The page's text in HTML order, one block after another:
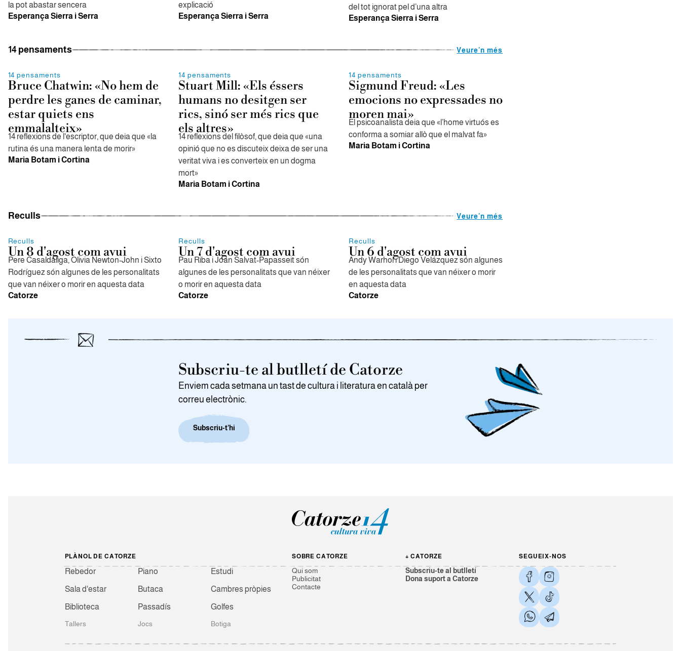
la pot abastar sencera
Esperança Sierra i Serra
explicació
Esperança Sierra i Serra
del tot ignorat pel d’una altra
Esperança Sierra i Serra
14 pensaments Veure'n més
14 pensaments
Bruce Chatwin: «No hem de
perdre les ganes de caminar,
estar quiets ens
emmalalteix»
14 reflexions de l'escriptor, que deia que «la
rutina és una manera lenta de morir»
Maria Botam i Cortina
14 pensaments
Stuart Mill: «Els éssers
humans no desitgen ser
rics, sinó ser més rics que
els altres»
14 reflexions del filòsof, que deia que «una
opinió que no es discuteix deixa de ser una
veritat viva i es converteix en un dogma
mort»
Maria Botam i Cortina
14 pensaments
Sigmund Freud: «Les
emocions no expressades no
moren mai»
El psicoanalista deia que «l’home virtuós es
conforma a somiar allò que el malvat fa»
Maria Botam i Cortina
Reculls Veure'n més
Reculls
Un 8 d'agost com avui
Pere Casaldàliga, Olivia Newton-John i Sixto
Rodríguez són algunes de les personalitats
que van néixer o morir en aquesta data
Catorze
Reculls
Un 7 d'agost com avui
Pau Riba i Joan Salvat-Papasseit són
algunes de les personalitats que van néixer
o morir en aquesta data
Catorze
Reculls
Un 6 d'agost com avui
Andy Warhol i Diego Velázquez són algunes
de les personalitats que van néixer o morir
en aquesta data
Catorze
Subscriu-te al butlletí de Catorze
Enviem cada setmana un tast de cultura i literatura en català per
correu electrònic.
Subscriu-t’hi
PLÀNOL DE CATORZE
Rebedor
Sala d'estar
Biblioteca
Piano
Butaca
Passadís
Estudi
Cambres pròpies
Golfes
Tallers Jocs Botiga
SOBRE CATORZE
Qui som
Publicitat
Contacte
+ CATORZE
Subscriu-te al butlletí
Dona suport a Catorze
SEGUEIX-NOS